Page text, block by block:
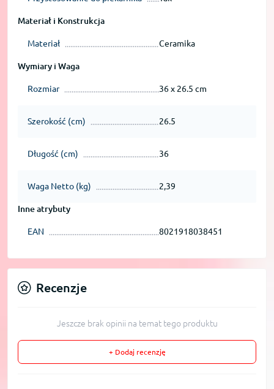
Materiał i Konstrukcja
Materiał Ceramika
Wymiary i Waga
Rozmiar 36 x 26.5 cm
Szerokość (cm) 26.5
Długość (cm) 36
Waga Netto (kg) 2,39
Inne atrybuty
EAN 8021918038451
Recenzje
Jeszcze brak opinii na temat tego produktu
+ Dodaj recenzję